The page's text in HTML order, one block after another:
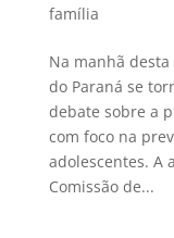
família
Na manhã
do Paraná se
debate sobre a
com foco na
adolescentes. A
Comissão de...